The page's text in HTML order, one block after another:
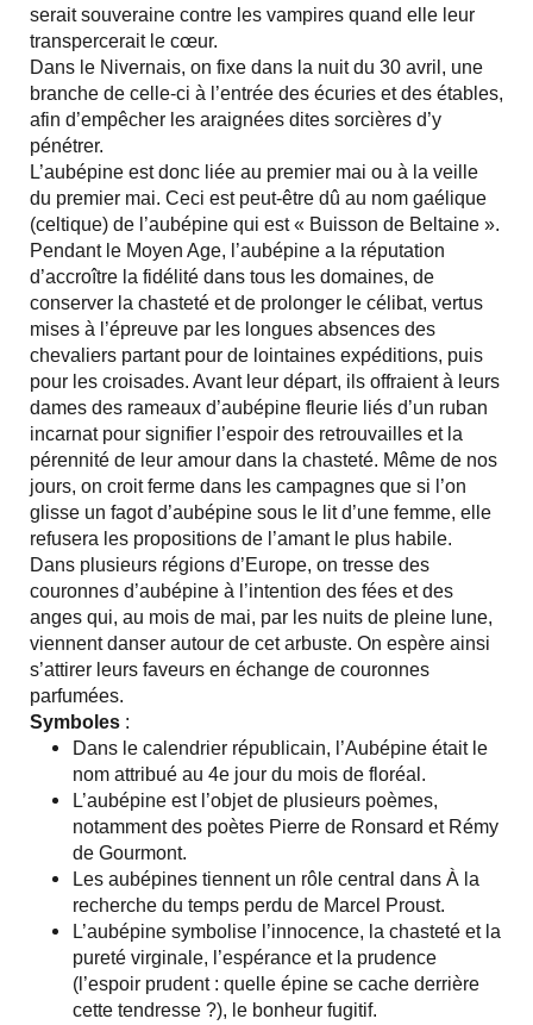
serait souveraine contre les vampires quand elle leur
transpercerait le cœur.
Dans le Nivernais, on fixe dans la nuit du 30 avril, une
branche de celle-ci à l’entrée des écuries et des étables,
afin d’empêcher les araignées dites sorcières d’y
pénétrer.
L’aubépine est donc liée au premier mai ou à la veille
du premier mai. Ceci est peut-être dû au nom gaélique
(celtique) de l’aubépine qui est « Buisson de Beltaine ».
Pendant le Moyen Age, l’aubépine a la réputation
d’accroître la fidélité dans tous les domaines, de
conserver la chasteté et de prolonger le célibat, vertus
mises à l’épreuve par les longues absences des
chevaliers partant pour de lointaines expéditions, puis
pour les croisades. Avant leur départ, ils offraient à leurs
dames des rameaux d’aubépine fleurie liés d’un ruban
incarnat pour signifier l’espoir des retrouvailles et la
pérennité de leur amour dans la chasteté. Même de nos
jours, on croit ferme dans les campagnes que si l’on
glisse un fagot d’aubépine sous le lit d’une femme, elle
refusera les propositions de l’amant le plus habile.
Dans plusieurs régions d’Europe, on tresse des
couronnes d’aubépine à l’intention des fées et des
anges qui, au mois de mai, par les nuits de pleine lune,
viennent danser autour de cet arbuste. On espère ainsi
s’attirer leurs faveurs en échange de couronnes
parfumées.
Symboles :
Dans le calendrier républicain, l’Aubépine était le
nom attribué au 4e jour du mois de floréal.
L’aubépine est l’objet de plusieurs poèmes,
notamment des poètes Pierre de Ronsard et Rémy
de Gourmont.
Les aubépines tiennent un rôle central dans À la
recherche du temps perdu de Marcel Proust.
L’aubépine symbolise l’innocence, la chasteté et la
pureté virginale, l’espérance et la prudence
(l’espoir prudent : quelle épine se cache derrière
cette tendresse ?), le bonheur fugitif.